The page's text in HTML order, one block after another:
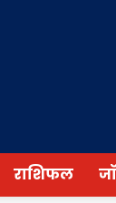
राशिफल